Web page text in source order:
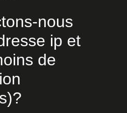
nous
ip et
de